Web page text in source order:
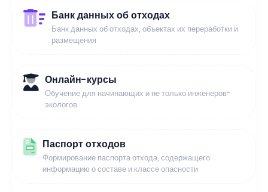
Банк данных об отходах
Банк данных об отходах, объектах их переработки и
размещения
Онлайн-курсы
Обучение для начинающих и не только инженеров-
экологов
Паспорт отходов
Формирование паспорта отхода, содержащего
информацию о составе и классе опасности